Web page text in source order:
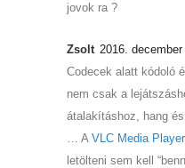
jovok ra ?
Zsolt 2016.
Codecek alatt kódoló
nem csak a
átalakításhoz, hang
… A VLC Media Player
letölteni sem kell